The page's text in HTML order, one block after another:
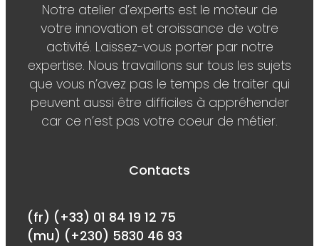
Notre atelier d’experts est le moteur de
votre innovation et croissance de votre
activité. Laissez-vous porter par notre
expertise. Nous travaillons sur tous les sujets
que vous n’avez pas le temps de traiter qui
peuvent aussi être difficiles à appréhender
car ce n’est pas votre coeur de métier.
Contacts
(fr) (+33) 01 84 19 12 75
(mu) (+230) 5830 46 93